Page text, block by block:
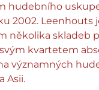
hudebního
2002. Leenhouts
několika skladeb
kvartetem
významných
Asii.